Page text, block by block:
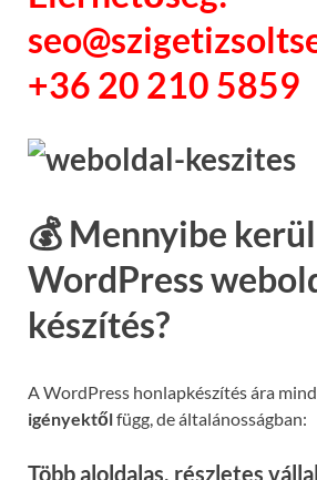
+36 20 210 5859
💰 Mennyibe
WordPress
készítés?
A WordPress honlapkészítés ára
igényektőlfügg, de általánosságban:
Több aloldalas, részletes